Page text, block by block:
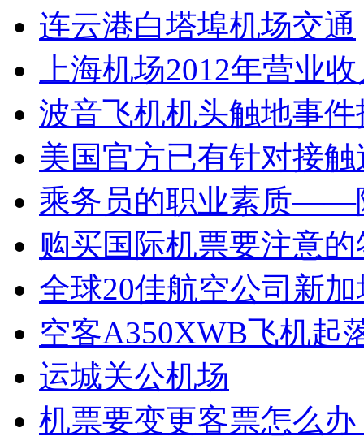
连云港白塔埠机场交通
上海机场2012年营业
波音飞机机头触地事件
美国官方已有针对接
乘务员的职业素质——
购买国际机票要注意
全球20佳航空公司新
空客A350XWB飞机起
运城关公机场
机票要变更客票怎么